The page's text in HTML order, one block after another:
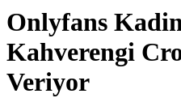
Onlyfans
Kahverengi
Veriyor